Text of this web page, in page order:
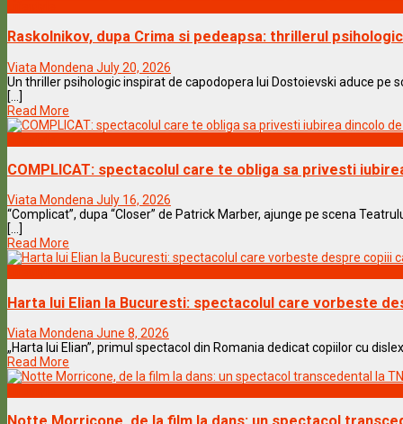
Raskolnikov, dupa Crima si pedeapsa: thrillerul
Viata Mondena July 20, 2026
Un thriller psihologic inspirat de capodopera lui Dostoievski aduce pe
[...]
Read More
COMPLICAT: spectacolul care te obliga sa privesti
Viata MondenaJuly 16, 2026
“Complicat”, dupa “Closer” de Patrick Marber, ajunge pe scena
[...]
Read More
Harta lui Elian la Bucuresti: spectacolul care vorbeste
Viata Mondena June 8, 2026
„Harta lui Elian”, primul spectacol din Romania dedicat copiilor cu
Read More